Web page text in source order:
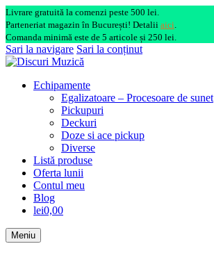
Livrare gratuită la comenzi peste 500 lei.
Parteneriat magazin în București! Detalii aici.
Comanda minimă este de 5 articole și 250 lei.
Sari la navigare Sari la conținut
Echipamente
Egalizatoare – Procesoare de sunet
Pickupuri
Deckuri
Doze si ace pickup
Diverse
Listă produse
Oferta lunii
Contul meu
Blog
lei0,00
Meniu